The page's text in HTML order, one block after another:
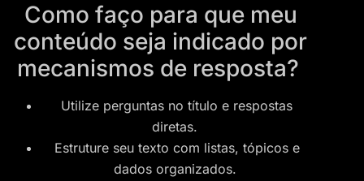
Como faço para que meu
conteúdo seja indicado por
mecanismos de resposta?
Utilize perguntas no título e respostas
diretas.
Estruture seu texto com listas, tópicos e
dados organizados.